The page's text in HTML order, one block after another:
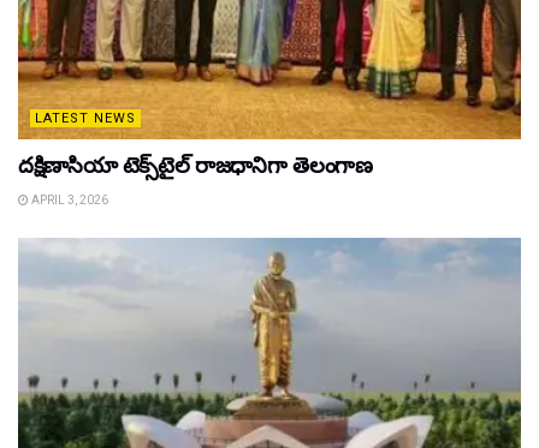
LATEST NEWS
దక్షిణాసియా టెక్స్‌టైల్ రాజధానిగా తెలంగాణ
APRIL 3, 2026